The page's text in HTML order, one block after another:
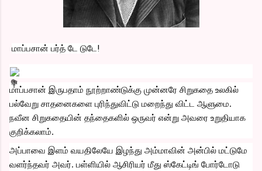
மாப்பசான் பர்த் டே டுடே!
மாப்பசான் இருபதாம் நூற்றாண்டுக்கு முன்னரே சிறுகதை உலகில்
பல்வேறு சாதனைகளை புரிந்துவிட்டு மறைந்து விட்ட ஆளுமை.
நவீன சிறுகதையின் தந்தைகளில் ஒருவர் என்று அவரை உறுதியாக
குறிக்கலாம்.
அப்பாவை இளம் வயதிலேயே இழந்து அம்மாவின் அன்பில் மட்டுமே
வளர்ந்தவர் அவர். பள்ளியில் ஆசிரியர் மீது ஸ்கேட்டிங் போர்டோடு